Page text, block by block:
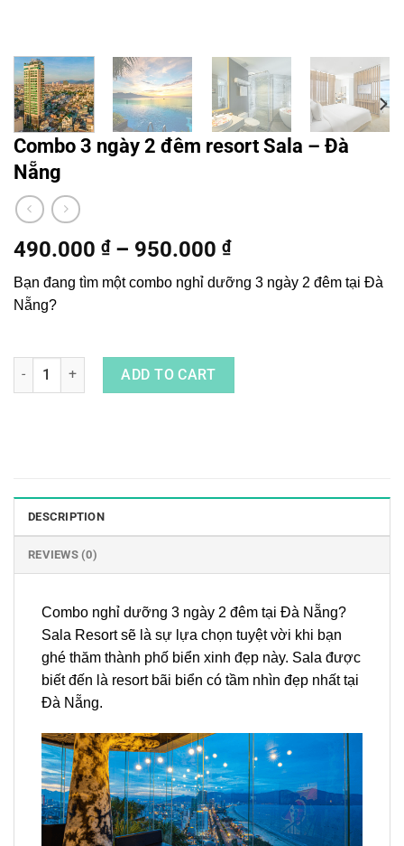
Combo 3 ngày 2 đêm resort Sala – Đà
Nẵng
490.000 ₫– 950.000 ₫
Bạn đang tìm một combo nghỉ dưỡng 3 ngày 2 đêm tại Đà
Nẵng?
Combo 3 ngày 2 đêm resort Sala - Đà Nẵng quantity
ADD TO CART
DESCRIPTION
REVIEWS (0)
Combo nghỉ dưỡng 3 ngày 2 đêm tại Đà Nẵng?
Sala Resort sẽ là sự lựa chọn tuyệt vời khi bạn
ghé thăm thành phố biển xinh đẹp này. Sala được
biết đến là resort bãi biển có tầm nhìn đẹp nhất tại
Đà Nẵng.